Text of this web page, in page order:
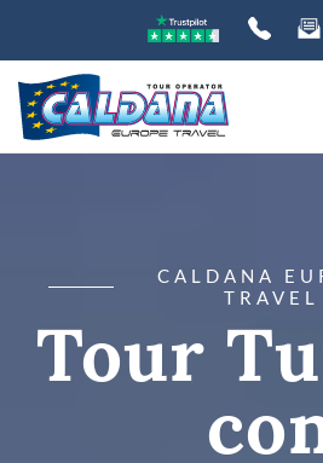
CALDANA
TRAVEL
Tour